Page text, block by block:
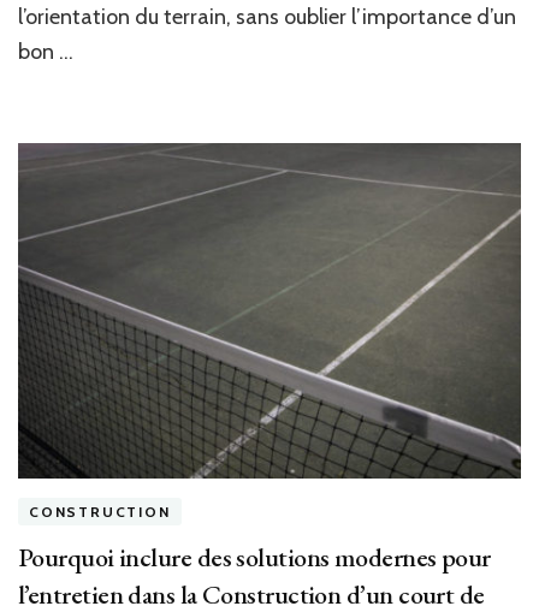
court
poreux
à
?
l’orientation du terrain, sans oublier l’importance d’un
bon …
CONSTRUCTION
Pourquoi inclure des solutions modernes pour
l’entretien dans la Construction d’un court de